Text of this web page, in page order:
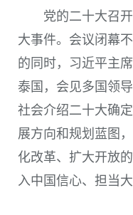
党的二十大召
大事件。会议闭幕
的同时，习近平主
泰国，会见多国领
社会介绍二十大确
展方向和规划蓝图
化改革、扩大开放
入中国信心、担当大